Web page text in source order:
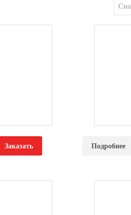
ЯПС-6
Заказать Цена по
Подробнее